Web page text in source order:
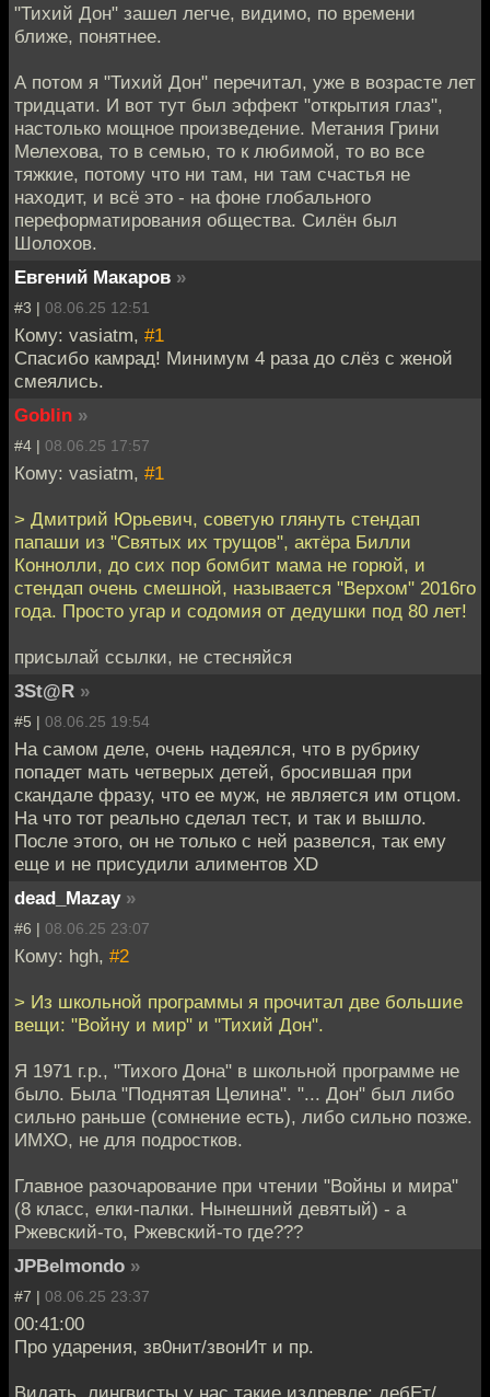
"Тихий Дон" зашел легче, видимо, по времени
ближе, понятнее.
А потом я "Тихий Дон" перечитал, уже в возрасте лет
тридцати. И вот тут был эффект "открытия глаз",
настолько мощное произведение. Метания Грини
Мелехова, то в семью, то к любимой, то во все
тяжкие, потому что ни там, ни там счастья не
находит, и всё это - на фоне глобального
переформатирования общества. Силён был
Шолохов.
Евгений Макаров »
#3 | 08.06.25 12:51
Кому: vasiatm, #1
Спасибо камрад! Минимум 4 раза до слёз с женой
смеялись.
Goblin »
#4 | 08.06.25 17:57
Кому: vasiatm, #1
> Дмитрий Юрьевич, советую глянуть стендап
папаши из "Святых их трущов", актёра Билли
Коннолли, до сих пор бомбит мама не горюй, и
стендап очень смешной, называется "Верхом" 2016го
года. Просто угар и содомия от дедушки под 80 лет!
присылай ссылки, не стесняйся
3St@R »
#5 | 08.06.25 19:54
На самом деле, очень надеялся, что в рубрику
попадет мать четверых детей, бросившая при
скандале фразу, что ее муж, не является им отцом.
На что тот реально сделал тест, и так и вышло.
После этого, он не только с ней развелся, так ему
еще и не присудили алиментов XD
dead_Mazay »
#6 | 08.06.25 23:07
Кому: hgh, #2
> Из школьной программы я прочитал две большие
вещи: "Войну и мир" и "Тихий Дон".
Я 1971 г.р., "Тихого Дона" в школьной программе не
было. Была "Поднятая Целина". "... Дон" был либо
сильно раньше (сомнение есть), либо сильно позже.
ИМХО, не для подростков.
Главное разочарование при чтении "Войны и мира"
(8 класс, елки-палки. Нынешний девятый) - а
Ржевский-то, Ржевский-то где???
JPBelmondo »
#7 | 08.06.25 23:37
00:41:00
Про ударения, зв0нит/звонИт и пр.
Видать, лингвисты у нас такие издревле: дебЕт/